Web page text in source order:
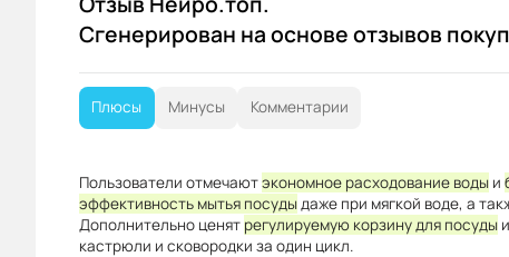
Сгенерирован на основе отзывов
Плюсы Минусы Комментарии
Пользователи отмечаютэкономное расходование водыи
эффективность мытья посудыдаже при мягкой воде, а
Дополнительно ценят регулируемую корзину для посудыи
кастрюли и сковородки за один цикл.